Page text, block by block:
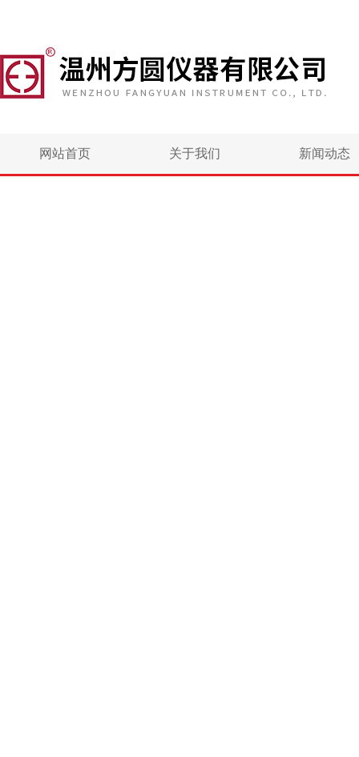
网站首页 关于我们 新闻动态